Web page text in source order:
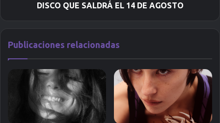
DISCO QUE SALDRÁ EL 14 DE AGOSTO
Publicaciones relacionadas